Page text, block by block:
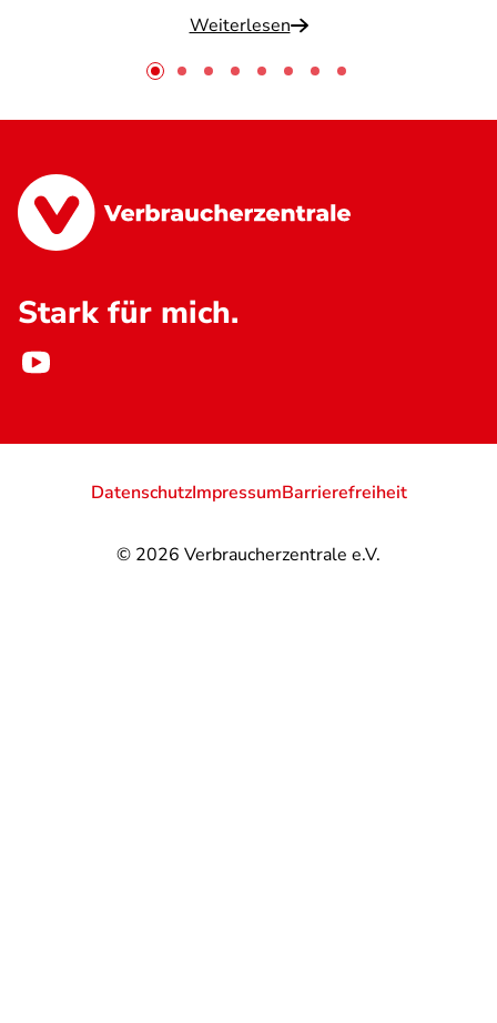
Weiterlesen
Stark für mich.
© 2026 Verbraucherzentrale e.V.
DatenschutzImpressumBarrierefreiheit